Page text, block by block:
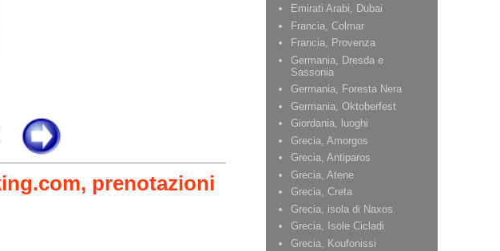
Emirati Arabi, Dubai
Francia, Colmar
Francia, Provenza
Germania, Dresda e
Sassonia
Germania, Foresta Nera
Germania, Oktoberfest
Giordania, luoghi
Grecia, Amorgos
Grecia, Antiparos
Grecia, Atene
Grecia, Creta
Grecia, isola di Naxos
Grecia, Isole Cicladi
Grecia, Koufonissi